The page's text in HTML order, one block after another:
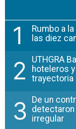
1
Rumbo a
las diez
2
UTHGRA
hoteleros
trayectoria
3 De un
irregular